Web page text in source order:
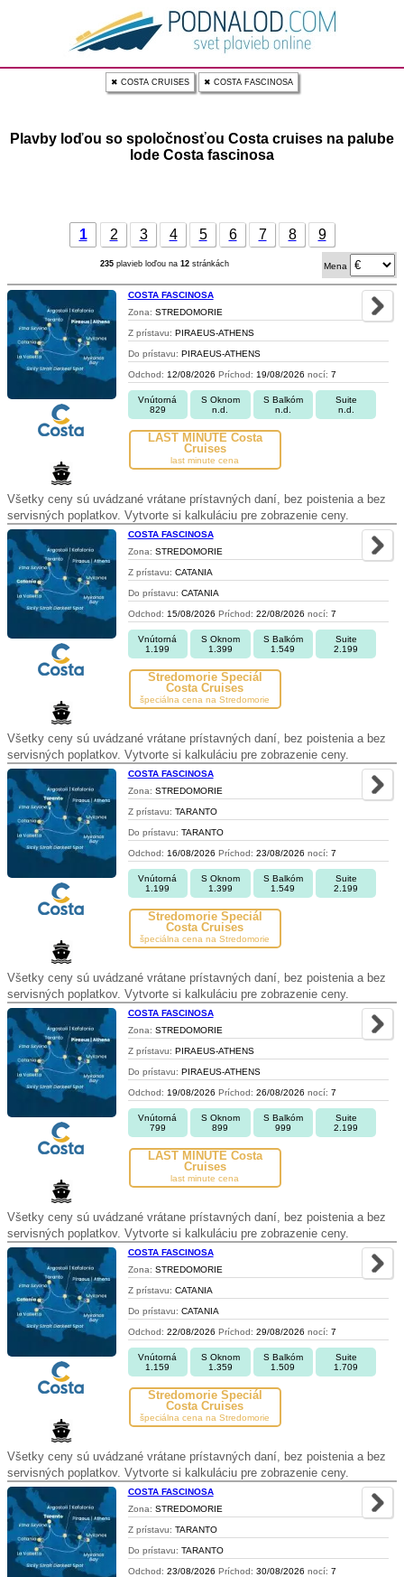
✖ COSTA CRUISES ✖ COSTA FASCINOSA
Plavby loďou so spoločnosťou Costa cruises na palube
lode Costa fascinosa
1 2 3 4 5 6 7 8 9
235 plavieb loďou na 12 stránkách Mena
COSTA FASCINOSA
Zona: STREDOMORIE
Z prístavu: PIRAEUS-ATHENS
Do prístavu: PIRAEUS-ATHENS
Odchod: 12/08/2026 Príchod: 19/08/2026 nocí: 7
Vnútorná
829
S Oknom
n.d.
S Balkóm
n.d.
Suite
n.d.
LAST MINUTE Costa
Cruises
last minute cena
Všetky ceny sú uvádzané vrátane prístavných daní, bez poistenia a bez
servisných poplatkov. Vytvorte si kalkuláciu pre zobrazenie ceny.
COSTA FASCINOSA
Zona: STREDOMORIE
Z prístavu: CATANIA
Do prístavu: CATANIA
Odchod: 15/08/2026 Príchod: 22/08/2026 nocí: 7
Vnútorná
1.199
S Oknom
1.399
S Balkóm
1.549
Suite
2.199
Stredomorie Špeciál
Costa Cruises
špeciálna cena na Stredomorie
Všetky ceny sú uvádzané vrátane prístavných daní, bez poistenia a bez
servisných poplatkov. Vytvorte si kalkuláciu pre zobrazenie ceny.
COSTA FASCINOSA
Zona: STREDOMORIE
Z prístavu: TARANTO
Do prístavu: TARANTO
Odchod: 16/08/2026 Príchod: 23/08/2026 nocí: 7
Vnútorná
1.199
S Oknom
1.399
S Balkóm
1.549
Suite
2.199
Stredomorie Špeciál
Costa Cruises
špeciálna cena na Stredomorie
Všetky ceny sú uvádzané vrátane prístavných daní, bez poistenia a bez
servisných poplatkov. Vytvorte si kalkuláciu pre zobrazenie ceny.
COSTA FASCINOSA
Zona: STREDOMORIE
Z prístavu: PIRAEUS-ATHENS
Do prístavu: PIRAEUS-ATHENS
Odchod: 19/08/2026 Príchod: 26/08/2026 nocí: 7
Vnútorná
799
S Oknom
899
S Balkóm
999
Suite
2.199
LAST MINUTE Costa
Cruises
last minute cena
Všetky ceny sú uvádzané vrátane prístavných daní, bez poistenia a bez
servisných poplatkov. Vytvorte si kalkuláciu pre zobrazenie ceny.
COSTA FASCINOSA
Zona: STREDOMORIE
Z prístavu: CATANIA
Do prístavu: CATANIA
Odchod: 22/08/2026 Príchod: 29/08/2026 nocí: 7
Vnútorná
1.159
S Oknom
1.359
S Balkóm
1.509
Suite
1.709
Stredomorie Špeciál
Costa Cruises
špeciálna cena na Stredomorie
Všetky ceny sú uvádzané vrátane prístavných daní, bez poistenia a bez
servisných poplatkov. Vytvorte si kalkuláciu pre zobrazenie ceny.
COSTA FASCINOSA
Zona: STREDOMORIE
Z prístavu: TARANTO
Do prístavu: TARANTO
Odchod: 23/08/2026 Príchod: 30/08/2026 nocí: 7